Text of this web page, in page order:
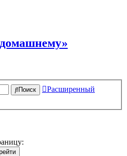
Поиск
Расширенный